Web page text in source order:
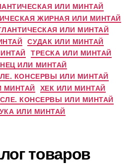
ИЛИ МИНТАЙ
ЖИРНАЯ ИЛИ МИНТАЙ
ИЛИ МИНТАЙ
СУДАК ИЛИ МИНТАЙ
ТРЕСКА ИЛИ МИНТАЙ
ИЛИ МИНТАЙ
КОНСЕРВЫ ИЛИ МИНТАЙ
МИНТАЙ ХЕК ИЛИ МИНТАЙ
КОНСЕРВЫ ИЛИ МИНТАЙ
ИЛИ МИНТАЙ
товаров